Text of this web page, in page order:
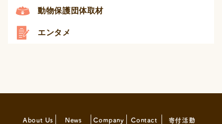
動物保護団体取材
エンタメ
About Us News Company Contact 寄付活動